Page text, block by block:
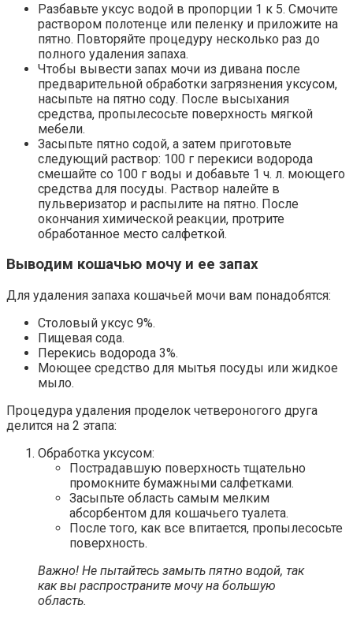
Разбавьте уксус водой в пропорции 1 к 5. Смочите
раствором полотенце или пеленку и приложите на
пятно. Повторяйте процедуру несколько раз до
полного удаления запаха.
Чтобы вывести запах мочи из дивана после
предварительной обработки загрязнения уксусом,
насыпьте на пятно соду. После высыхания
средства, пропылесосьте поверхность мягкой
мебели.
Засыпьте пятно содой, а затем приготовьте
следующий раствор: 100 г перекиси водорода
смешайте со 100 г воды и добавьте 1 ч. л. моющего
средства для посуды. Раствор налейте в
пульверизатор и распылите на пятно. После
окончания химической реакции, протрите
обработанное место салфеткой.
Выводим кошачью мочу и ее запах
Для удаления запаха кошачьей мочи вам понадобятся:
Столовый уксус 9%.
Пищевая сода.
Перекись водорода 3%.
Моющее средство для мытья посуды или жидкое
мыло.
Процедура удаления проделок четвероногого друга
делится на 2 этапа:
Обработка уксусом:
Пострадавшую поверхность тщательно
промокните бумажными салфетками.
Засыпьте область самым мелким
абсорбентом для кошачьего туалета.
После того, как все впитается, пропылесосьте
поверхность.
Важно! Не пытайтесь замыть пятно водой, так
как вы распространите мочу на большую
область.